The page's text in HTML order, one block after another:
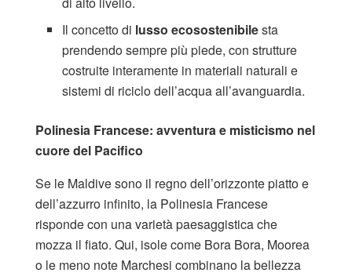
Il concetto di lusso ecosostenibilesta
prendendo sempre più piede, con strutture
costruite interamente in materiali naturali e
sistemi di riciclo dell’acqua all’avanguardia.
Polinesia Francese: avventura e misticismo nel
cuore del Pacifico
Se le Maldive sono il regno dell’orizzonte piatto e
dell’azzurro infinito, la Polinesia Francese
risponde con una varietà paesaggistica che
mozza il fiato. Qui, isole come Bora Bora, Moorea
o le meno note Marchesi combinano la bellezza